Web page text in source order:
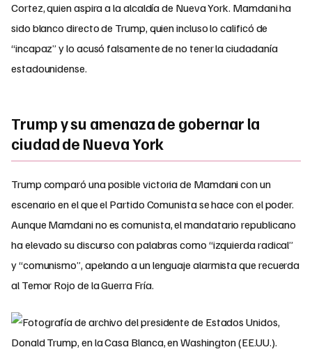
Cortez, quien aspira a la alcaldía de Nueva York. Mamdani ha
sido blanco directo de Trump, quien incluso lo calificó de
“incapaz” y lo acusó falsamente de no tener la ciudadanía
estadounidense.
Trump y su amenaza de gobernar la
ciudad de Nueva York
Trump comparó una posible victoria de Mamdani con un
escenario en el que el Partido Comunista se hace con el poder.
Aunque Mamdani no es comunista, el mandatario republicano
ha elevado su discurso con palabras como “izquierda radical”
y “comunismo”, apelando a un lenguaje alarmista que recuerda
al Temor Rojo de la Guerra Fría.